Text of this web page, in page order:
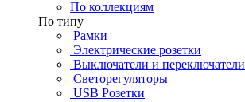
По коллекциям
По типу
Рамки
Электрические розетки
Выключатели и переключатели
Светорегуляторы
USB Розетки